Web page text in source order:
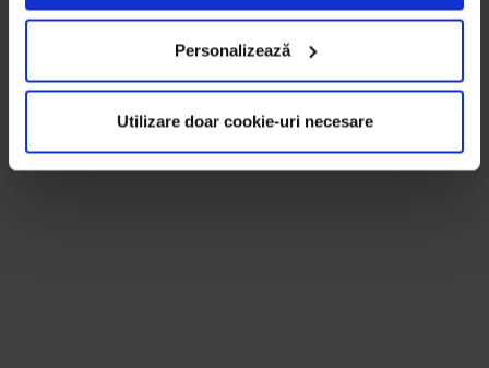
Personalizează
Utilizare doar cookie-uri necesare